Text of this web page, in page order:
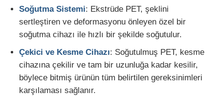
İkiz vida çıkartma hattı
Çok katmanlı tabaka ekstrüzyon hattı
Finer Üretim hattı
Soğutma Sistemi: Ekstrüde PET, şeklini
sertleştiren ve deformasyonu önleyen özel bir
soğutma cihazı ile hızlı bir şekilde soğutulur.
Çekici ve Kesme Cihazı: Soğutulmuş PET, kesme
cihazına çekilir ve tam bir uzunluğa kadar kesilir,
böylece bitmiş ürünün tüm belirtilen gereksinimleri
karşılaması sağlanır.